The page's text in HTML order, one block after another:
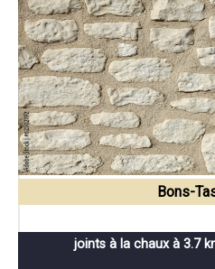
Bons-
joints à la chaux à 3.7